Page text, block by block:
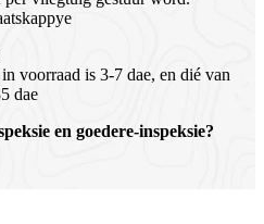
voorraad is 3-7 dae, en dié van
dae
en goedere-inspeksie?